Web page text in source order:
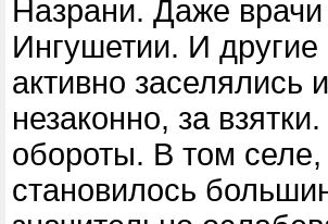
Назрани. Даже
Ингушетии. И
активно заселялись
незаконно, за
обороты. В том
становилось